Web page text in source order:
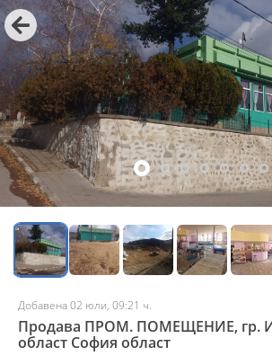
Добавена 02 юли, 09:21 ч.
Продава ПРОМ. ПОМЕЩЕНИЕ, гр.
област София област